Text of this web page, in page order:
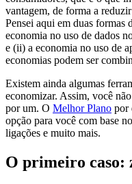
vantagem, de forma a
Pensei aqui em duas formas
economia no uso de dados
e (ii) a economia no uso de
economias podem ser
Existem ainda algumas
economizar. Assim, você
por um. O Melhor Plano por
opção para você com base
ligações e muito mais.
O primeiro caso: